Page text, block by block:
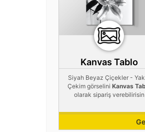
Kanvas Tablo
Siyah Beyaz Çiçekler -
Çekim görselini Kanvas
olarak sipariş verebilirisin